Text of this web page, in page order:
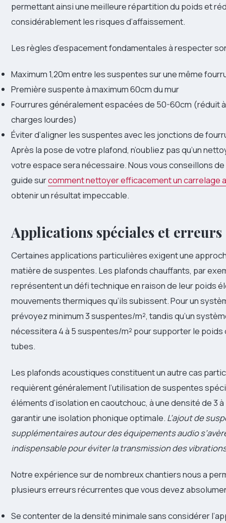
permettant ainsi une meilleure répartition du poids et
considérablement les risques d’affaissement.
Les règles d’espacement fondamentales à respecter
Maximum 1,20m entre les suspentes sur une même
Première suspente à maximum 60cm du mur
Fourrures généralement espacées de 50-60cm (réduit
charges lourdes)
Éviter d’aligner les suspentes avec les jonctions de
Après la pose de votre plafond, n’oubliez pas qu’un
votre espace sera nécessaire. Nous vous conseillons
guide surcomment nettoyer efficacement un carrelage
obtenir un résultat impeccable.
Applications spéciales et
Certaines applications particulières exigent une
matière de suspentes. Les plafonds chauffants, par
représentent un défi technique en raison de leur poids
mouvements thermiques qu’ils subissent. Pour un
prévoyez minimum 3 suspentes/m², tandis qu’un
nécessitera 4 à 5 suspentes/m² pour supporter le poids
tubes.
Les plafonds acoustiques constituent un autre cas
requièrent généralement l’utilisation de suspentes
éléments d’isolation en caoutchouc, à une densité de 3
garantir une isolation phonique optimale. L’ajout de
supplémentaires autour des équipements audio
indispensable pour éviter la transmission des
Notre expérience sur de nombreux chantiers nous a
plusieurs erreurs récurrentes que vous devez
Se contenter de la densité minimale sans considérer